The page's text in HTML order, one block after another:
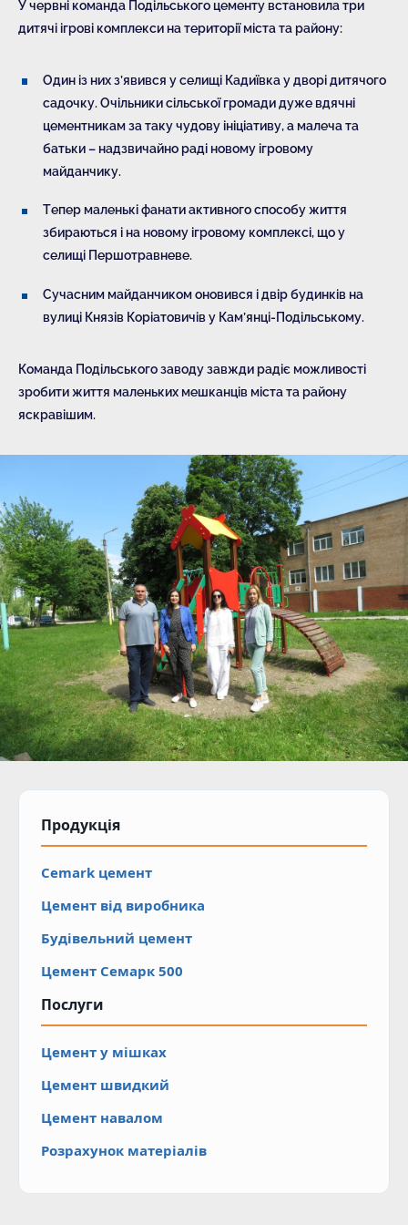
У червні команда Подільського цементу встановила три
дитячі ігрові комплекси на території міста та району:
Один із них з’явився у селищі Кадиївка у дворі дитячого
садочку. Очільники сільської громади дуже вдячні
цементникам за таку чудову ініціативу, а малеча та
батьки – надзвичайно раді новому ігровому
майданчику.
Тепер маленькі фанати активного способу життя
збираються і на новому ігровому комплексі, що у
селищі Першотравневе.
Сучасним майданчиком оновився і двір будинків на
вулиці Князів Коріатовичів у Кам’янці-Подільському.
Команда Подільського заводу завжди радіє можливості
зробити життя маленьких мешканців міста та району
яскравішим.
Продукція
Cemark цемент
Цемент від виробника
Будівельний цемент
Цемент Cемарк 500
Послуги
Цемент у мішках
Цемент швидкий
Цемент навалом
Розрахунок матеріалів